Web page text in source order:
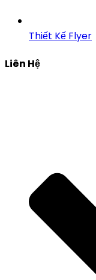
Thiết Kế Flyer
Liên Hệ